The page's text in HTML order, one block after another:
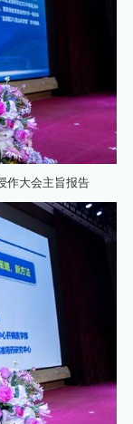
作大会主旨报告